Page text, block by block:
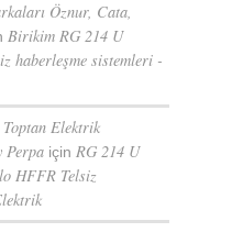
Öznur, Cata,
Birikim RG 214 U
haberleşme sistemleri -
Elektrik
Perpa için RG 214 U
HFFR Telsiz